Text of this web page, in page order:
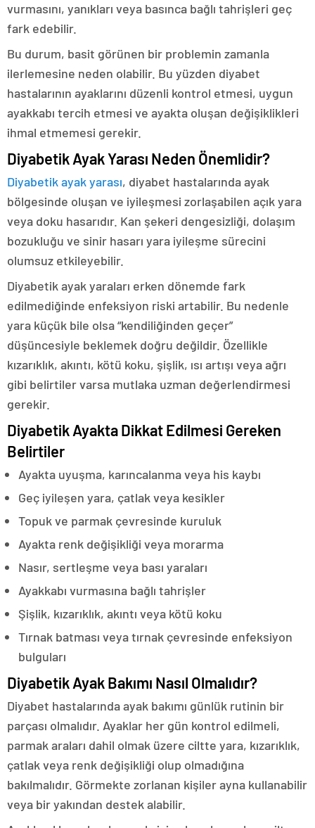
vurmasını, yanıkları veya basınca bağlı tahrişleri geç
fark edebilir.
Bu durum, basit görünen bir problemin zamanla
ilerlemesine neden olabilir. Bu yüzden diyabet
hastalarının ayaklarını düzenli kontrol etmesi, uygun
ayakkabı tercih etmesi ve ayakta oluşan değişiklikleri
ihmal etmemesi gerekir.
Diyabetik Ayak Yarası Neden Önemlidir?
Diyabetik ayak yarası, diyabet hastalarında ayak
bölgesinde oluşan ve iyileşmesi zorlaşabilen açık yara
veya doku hasarıdır. Kan şekeri dengesizliği, dolaşım
bozukluğu ve sinir hasarı yara iyileşme sürecini
olumsuz etkileyebilir.
Diyabetik ayak yaraları erken dönemde fark
edilmediğinde enfeksiyon riski artabilir. Bu nedenle
yara küçük bile olsa “kendiliğinden geçer”
düşüncesiyle beklemek doğru değildir. Özellikle
kızarıklık, akıntı, kötü koku, şişlik, ısı artışı veya ağrı
gibi belirtiler varsa mutlaka uzman değerlendirmesi
gerekir.
Diyabetik Ayakta Dikkat Edilmesi Gereken
Belirtiler
Ayakta uyuşma, karıncalanma veya his kaybı
Geç iyileşen yara, çatlak veya kesikler
Topuk ve parmak çevresinde kuruluk
Ayakta renk değişikliği veya morarma
Nasır, sertleşme veya bası yaraları
Ayakkabı vurmasına bağlı tahrişler
Şişlik, kızarıklık, akıntı veya kötü koku
Tırnak batması veya tırnak çevresinde enfeksiyon
bulguları
Diyabetik Ayak Bakımı Nasıl Olmalıdır?
Diyabet hastalarında ayak bakımı günlük rutinin bir
parçası olmalıdır. Ayaklar her gün kontrol edilmeli,
parmak araları dahil olmak üzere ciltte yara, kızarıklık,
çatlak veya renk değişikliği olup olmadığına
bakılmalıdır. Görmekte zorlanan kişiler ayna kullanabilir
veya bir yakından destek alabilir.